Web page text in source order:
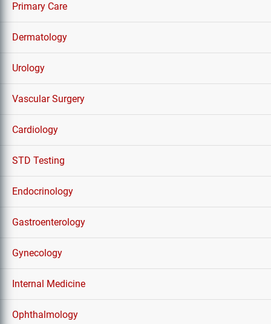
Primary Care
Dermatology
Urology
Vascular Surgery
Cardiology
STD Testing
Endocrinology
Gastroenterology
Gynecology
Internal Medicine
Ophthalmology